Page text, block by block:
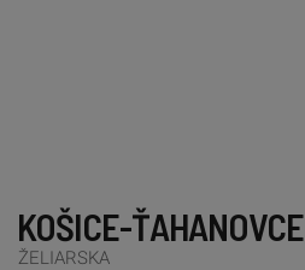
KOŠICE-ŤAHANOVCE
ŽELIARSKA